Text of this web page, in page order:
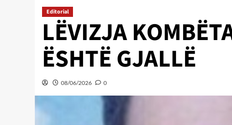
Editorial
LËVIZJA
ËSHTË GJALLË
08/06/2026 0